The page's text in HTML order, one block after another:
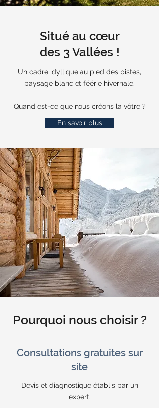
Situé au cœur
des 3 Vallées !
Un cadre idyllique au pied des pistes,
paysage blanc et féérie hivernale.
Quand est-ce que nous créons la vôtre ?
En savoir plus
Pourquoi nous choisir ?
Consultations gratuites sur
site
Devis et diagnostique établis par un
expert.